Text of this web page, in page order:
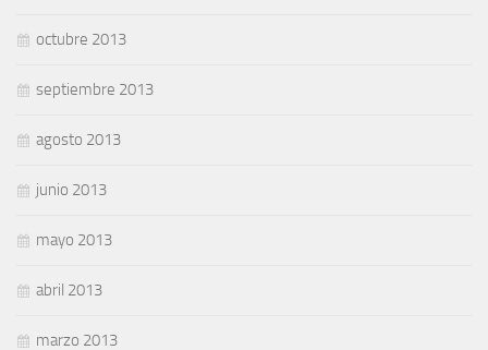
octubre 2013
septiembre 2013
agosto 2013
junio 2013
mayo 2013
abril 2013
marzo 2013